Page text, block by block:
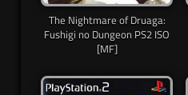
The Nightmare of Druaga:
Fushigi no Dungeon PS2 ISO
[MF]